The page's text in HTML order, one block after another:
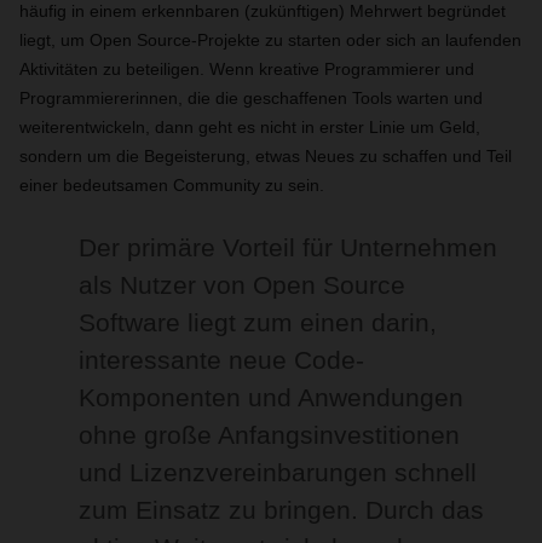
häufig in einem erkennbaren (zukünftigen) Mehrwert begründet
liegt, um Open Source-Projekte zu starten oder sich an laufenden
Aktivitäten zu beteiligen. Wenn kreative Programmierer und
Programmiererinnen, die die geschaffenen Tools warten und
weiterentwickeln, dann geht es nicht in erster Linie um Geld,
sondern um die Begeisterung, etwas Neues zu schaffen und Teil
einer bedeutsamen Community zu sein.
Der primäre Vorteil für Unternehmen
als Nutzer von Open Source
Software liegt zum einen darin,
interessante neue Code-
Komponenten und Anwendungen
ohne große Anfangsinvestitionen
und Lizenzvereinbarungen schnell
zum Einsatz zu bringen. Durch das